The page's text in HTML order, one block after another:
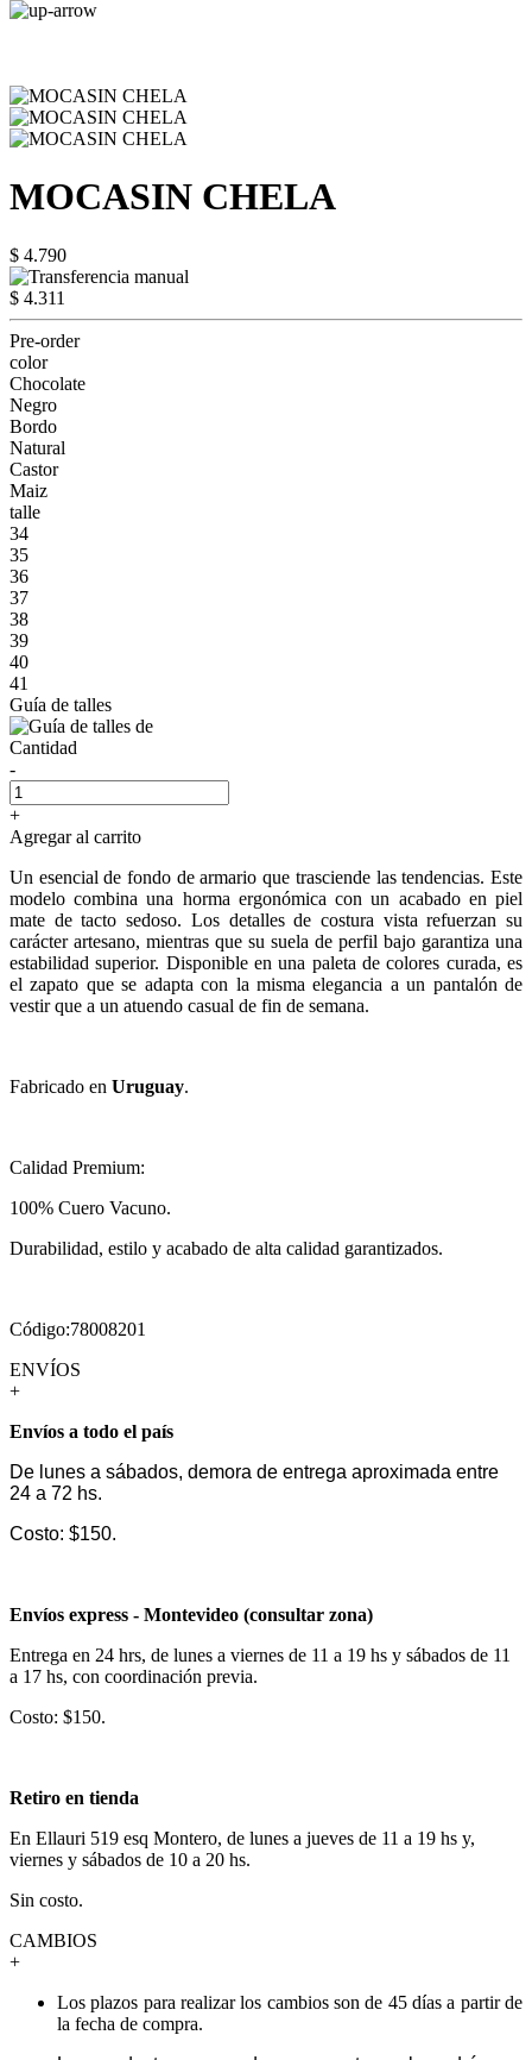
MOCASIN CHELA
$ 4.790
$ 4.311
Pre-order
color
Chocolate
Negro
Bordo
Natural
Castor
Maiz
talle
34
35
36
37
38
39
40
41
Guía de talles
Cantidad
-
+
Agregar al carrito
Un esencial de fondo de armario que trasciende las tendencias. Este
modelo combina una horma ergonómica con un acabado en piel
mate de tacto sedoso. Los detalles de costura vista refuerzan su
carácter artesano, mientras que su suela de perfil bajo garantiza una
estabilidad superior. Disponible en una paleta de colores curada, es
el zapato que se adapta con la misma elegancia a un pantalón de
vestir que a un atuendo casual de fin de semana.
Fabricado en Uruguay.
Calidad Premium:
100% Cuero Vacuno.
Durabilidad, estilo y acabado de alta calidad garantizados.
Código:78008201
ENVÍOS
+
Envíos a todo el país
De lunes a sábados, demora de entrega aproximada entre
24 a 72 hs.
Costo: $150.
Envíos express - Montevideo (consultar zona)
Entrega en 24 hrs, de lunes a viernes de 11 a 19 hs y sábados de 11
a 17 hs, con coordinación previa.
Costo: $150.
Retiro en tienda
En Ellauri 519 esq Montero, de lunes a jueves de 11 a 19 hs y,
viernes y sábados de 10 a 20 hs.
Sin costo.
CAMBIOS
+
Los plazos para realizar los cambios son de 45 días a partir de
la fecha de compra.